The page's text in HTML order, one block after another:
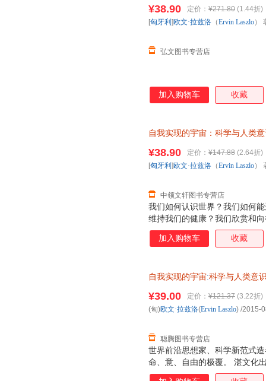
改变我们的世界观，并改变我
提供来自于所有生命系统之间
存后下单，避免纠纷。
¥38.90 定价： ¥271.80 (1.44折)
弘文图书专营店
[匈牙利 ]欧文·拉兹洛 （Ervin Laszlo）
加入购物车 收藏
自我实现的宇宙：科学与人类
退换】
我们如何认识世界？我们如何
维持我们的健康？我们欣赏和
由？我们如何奋斗才能获得哲
科学”和创造了科学革命的激
互联系之时，我们发现科学在
改变我们的世界观，并改变我
提供来自于所有生命系统之间
¥38.90 定价： ¥147.88 (2.64折)
中领文轩图书专营店
[匈牙利 ]欧文·拉兹洛 （Ervin Laszlo）
加入购物车 收藏
自我实现的宇宙:科学与人类意
世界前沿思想家、科学新范式
命、意、自由的极覆。 湛文化
¥39.00 定价： ¥121.37 (3.22折)
聪腾图书专营店
(匈)欧文·拉兹洛(Ervin Laszlo) /2015-